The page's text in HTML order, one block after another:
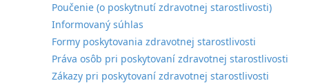
Poučenie (o poskytnutí zdravotnej starostlivosti)
Informovaný súhlas
Formy poskytovania zdravotnej starostlivosti
Práva osôb pri poskytovaní zdravotnej starostlivosti
Zákazy pri poskytovaní zdravotnej starostlivosti